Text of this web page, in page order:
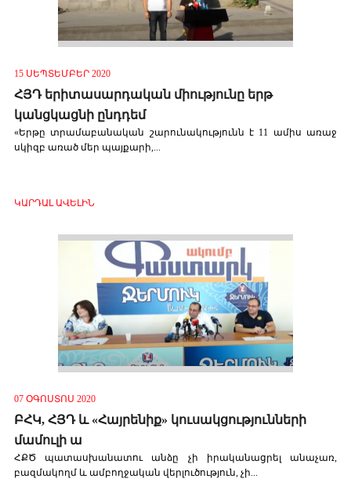
15 ՍԵՊՏԵՄԲԵՐ 2020
ՀՅԴ երիտասարդական միությունը երթ
կանցկացնի ընդդեմ
«Երթը տրամաբանական շարունակությունն է 11 ամիս առաջ
սկիզբ առած մեր պայքարի,...
ԿԱՐԴԱԼ ԱՎԵԼԻՆ
07 ՕԳՈՍՏՈՍ 2020
ԲՀԿ, ՀՅԴ և «Հայրենիք» կուսակցությունների
մամուլի ա
ՀՔԾ պատասխանատու անձը չի իրականացրել անաչառ,
բազմակողմ և ամբողջական վերլուծություն, չի...